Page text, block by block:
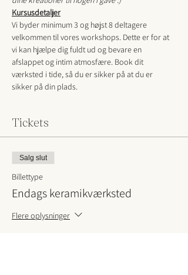
Kursusdetaljer
Vi byder minimum 3 og højst 8 deltagere
velkommen til vores workshops. Dette er for at
vi kan hjælpe dig fuldt ud og bevare en
afslappet og intim atmosfære. Book dit
værksted i tide, så du er sikker på at du er
sikker på din plads.
Tickets
Salg slut
Billettype
Endags keramikværksted
Flere oplysninger